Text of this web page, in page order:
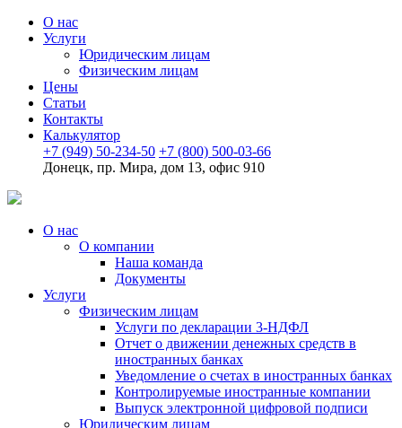
О нас
Услуги
Юридическим лицам
Физическим лицам
Цены
Статьи
Контакты
Калькулятор
+7 (949) 50-234-50 +7 (800) 500-03-66
Донецк, пр. Мира, дом 13, офис 910
О нас
О компании
Наша команда
Документы
Услуги
Физическим лицам
Услуги по декларации 3-НДФЛ
Отчет о движении денежных средств в
иностранных банках
Уведомление о счетах в иностранных банках
Контролируемые иностранные компании
Выпуск электронной цифровой подписи
Юридическим лицам